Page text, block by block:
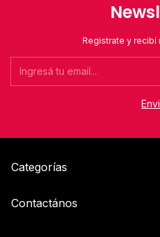
Registrate y recibí
Categorías
Contactános